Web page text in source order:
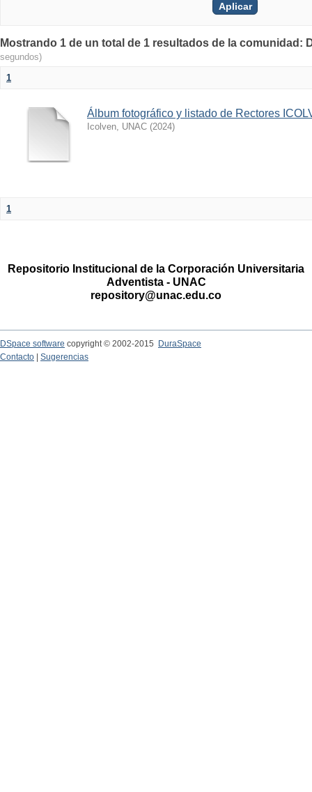
Mostrando 1 de un total de 1 resultados de la
segundos)
1
Álbum fotográfico y listado de Rectores
Icolven, UNAC (2024)
1
Repositorio Institucional de la Corporación Universitaria
Adventista - UNAC
repository@unac.edu.co
DSpace software copyright © 2002-2015
DuraSpace
Contacto
Sugerencias